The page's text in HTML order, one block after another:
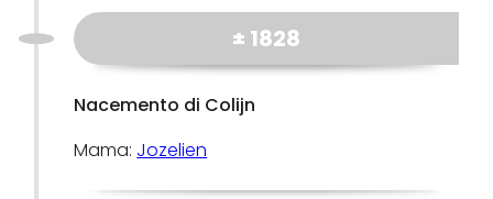
± 1828
Nacemento di Colijn
Mama: Jozelien